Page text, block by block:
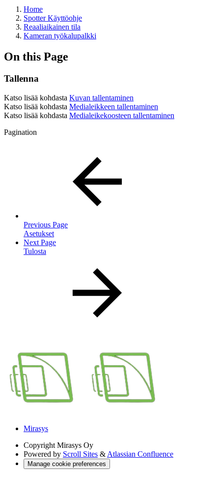
Home
Spotter Käyttöohje
Reaaliaikainen tila
Kameran työkalupalkki
On this Page
Tallenna
Katso lisää kohdasta Kuvan tallentaminen
Katso lisää kohdasta Medialeikkeen tallentaminen
Katso lisää kohdasta Medialeikekoosteen tallentaminen
Pagination
Previous Page
Asetukset
Next Page
Tulosta
Mirasys
Copyright Mirasys Oy
Powered by Scroll Sites & Atlassian Confluence
Manage cookie preferences